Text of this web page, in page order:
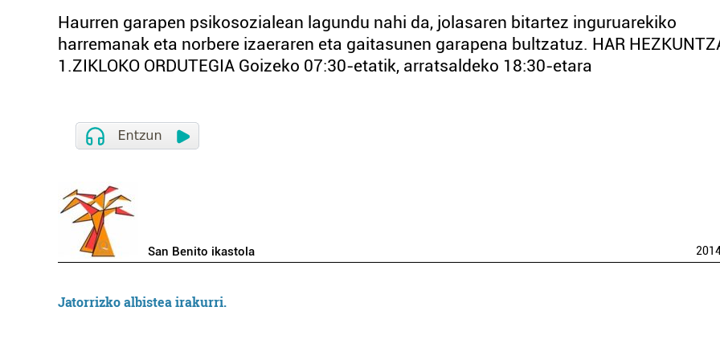
Haurren garapen psikosozialean lagundu nahi da, jolasaren bitartez inguruarekiko
harremanak eta norbere izaeraren eta gaitasunen garapena bultzatuz. HAR
1.ZIKLOKO ORDUTEGIA Goizeko 07:30-etatik, arratsaldeko 18:30-etara
San Benito ikastola
Jatorrizko albistea irakurri.